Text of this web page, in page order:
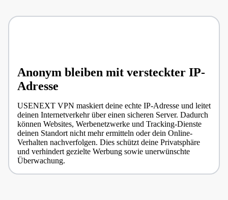
Anonym bleiben mit versteckter IP-
Adresse
USENEXT VPN maskiert deine echte IP-Adresse und leitet
deinen Internetverkehr über einen sicheren Server. Dadurch
können Websites, Werbenetzwerke und Tracking-Dienste
deinen Standort nicht mehr ermitteln oder dein Online-
Verhalten nachverfolgen. Dies schützt deine Privatsphäre
und verhindert gezielte Werbung sowie unerwünschte
Überwachung.